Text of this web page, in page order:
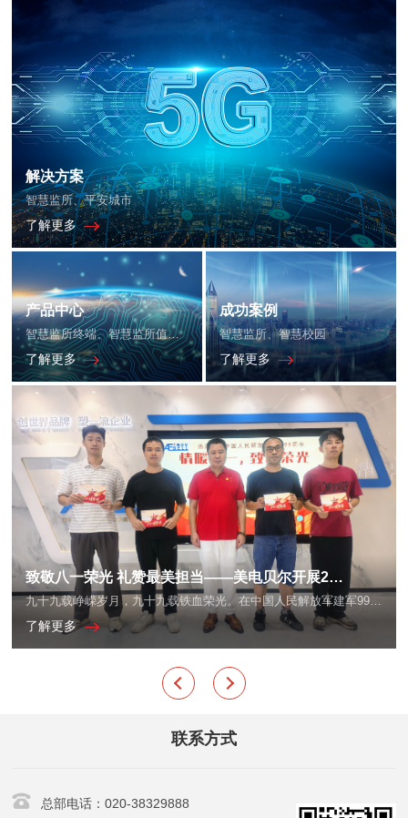
解决方案
智慧监所、平安城市
了解更多
产品中心
智慧监所终端、智慧监所值班室主机
了解更多
成功案例
智慧监所、智慧校园
了解更多
致敬八一荣光 礼赞最美担当——美电贝尔开展2026年“八一”建军节慰问及表彰退役军人活动
九十九载峥嵘岁月，九十九载铁血荣光。在中国人民解放军建军99周年之际，美电贝尔科技集团开展了2026年“八一”建军节慰问退役军人职工及“年度最美退役军人”表彰活动。
了解更多
联系方式
总部电话：020-38329888